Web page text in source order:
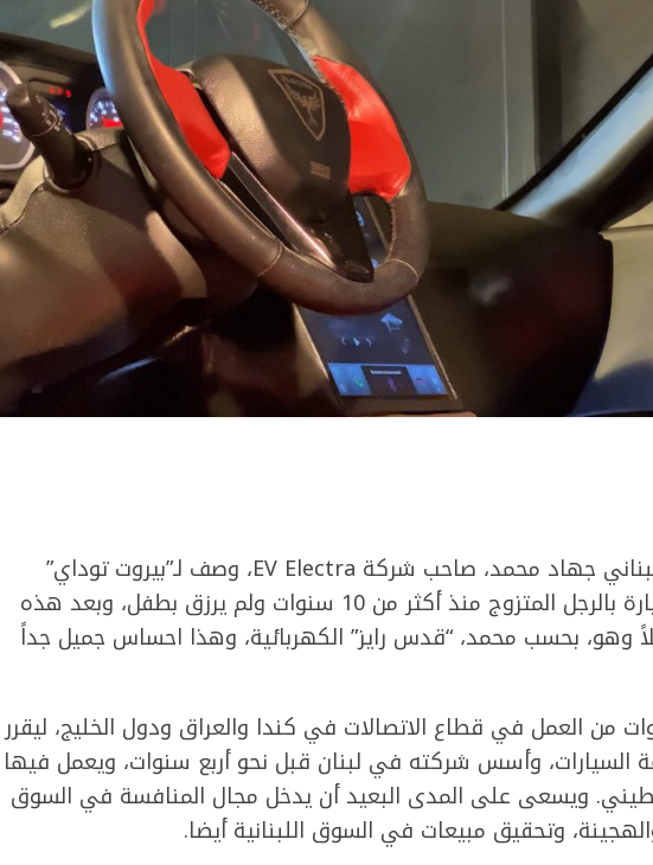
رجل الأعمال الفلسطيني – اللبناني جهاد محمد، صاحب شركة EV Electra، وصف لـ”بيروت توداي”
شعوره خلال حفل إطلاق السيارة بالرجل المتزوج منذ أكثر من 10 سنوات ولم يرزق بطفل، وبعد هذه
وهو، بحسب محمد، “قدس رايز” الكهربائية، وهذا احساس جميل جداً
من العمل في قطاع الاتصالات في كندا والعراق ودول الخليج، ليقرر
وأسس شركته في لبنان قبل نحو أربع سنوات، ويعمل فيها
وفلسطيني. ويسعى على المدى البعيد أن يدخل مجال المنافسة في السوق
وتحقيق مبيعات في السوق اللبنانية أيضا.